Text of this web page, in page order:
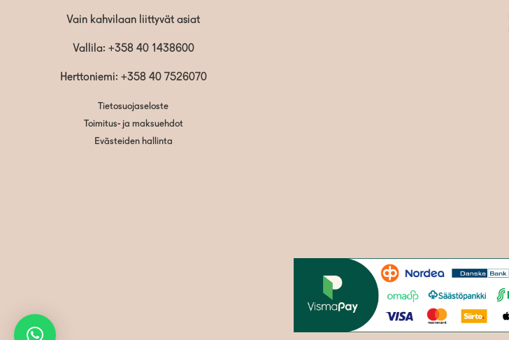
Vain kahvilaan liittyvät asiat
Vallila: +358 40 1438600
Herttoniemi: +358 40 7526070
Tietosuojaseloste
Toimitus- ja maksuehdot
Evästeiden hallinta